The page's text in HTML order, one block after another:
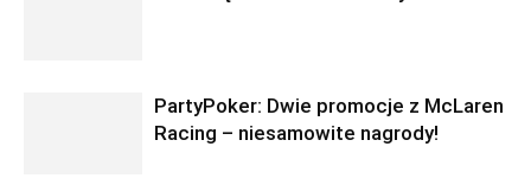
PartyPoker: Dwie promocje z McLaren
Racing – niesamowite nagrody!